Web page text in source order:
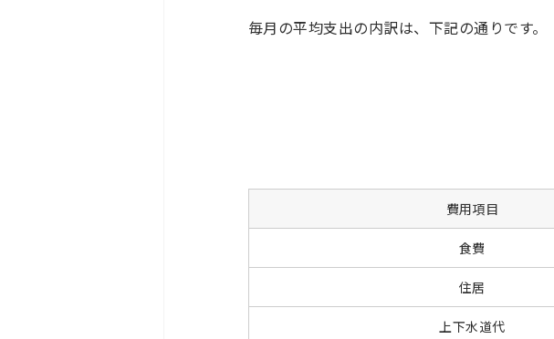
毎月の平均支出の内訳は、下記の通りです。
費用項目
食費
住居
上下水道代